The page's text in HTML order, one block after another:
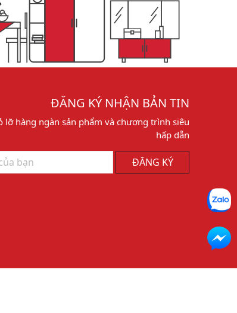
ĐĂNG KÝ NHẬN BẢN TIN
lỡ hàng ngàn sản phẩm và chương trình siêu
hấp dẫn
ĐĂNG KÝ